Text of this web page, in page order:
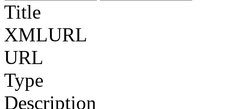
Title
XMLURL
URL
Type
Description